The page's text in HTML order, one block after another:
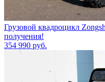
Грузовой квадроцикл
получения!
354 990 руб.